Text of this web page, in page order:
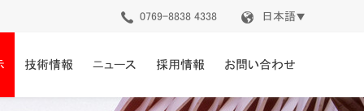
0769-8838 4338 日本語▼
技術情報 ニュース 採用情報 お問い合わせ